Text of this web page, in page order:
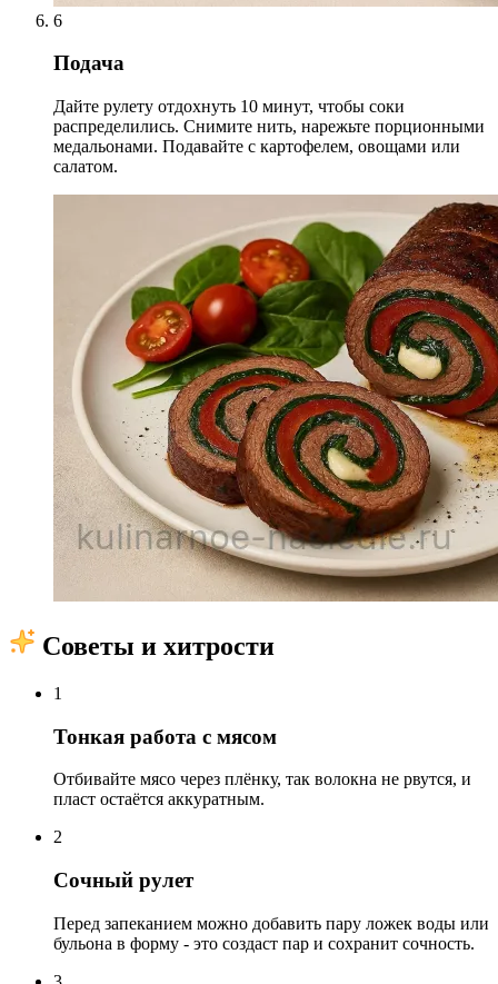
6
Подача
Дайте рулету отдохнуть 10 минут, чтобы соки
распределились. Снимите нить, нарежьте порционными
медальонами. Подавайте с картофелем, овощами или
салатом.
Советы и хитрости
1
Тонкая работа с мясом
Отбивайте мясо через плёнку, так волокна не рвутся, и
пласт остаётся аккуратным.
2
Сочный рулет
Перед запеканием можно добавить пару ложек воды или
бульона в форму - это создаст пар и сохранит сочность.